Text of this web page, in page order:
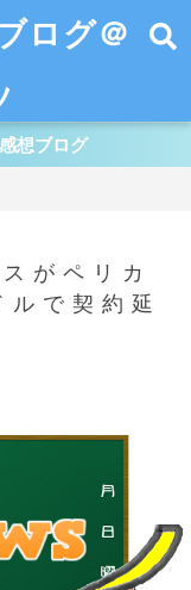
ログ＠
想ブログ
がペリカ
で契約延